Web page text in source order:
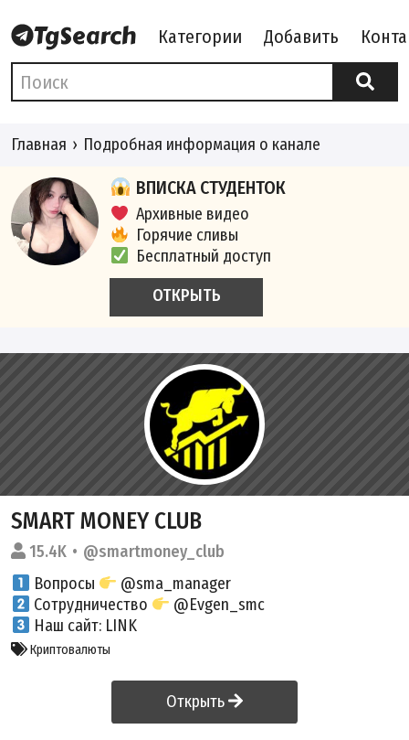
Категории Добавить
Главная Подробная информация о канале
ВПИСКА СТУДЕНТОК
Архивные видео
Горячие сливы
Бесплатный доступ
ОТКРЫТЬ
SMART MONEY CLUB
15.4K
@smartmoney_club
Вопросы
@sma_manager
Сотрудничество
@Evgen_smc
Наш сайт: LINK
Криптовалюты
Открыть